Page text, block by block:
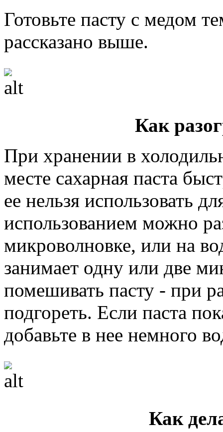
Готовьте пасту с медом
рассказано выше.
Как
При хранении в
месте сахарная паста
ее нельзя использовать
использованием можно
микроволновке, или на
занимает одну или две
помешивать пасту - при
подгореть. Если паста
добавьте в нее немного
Как